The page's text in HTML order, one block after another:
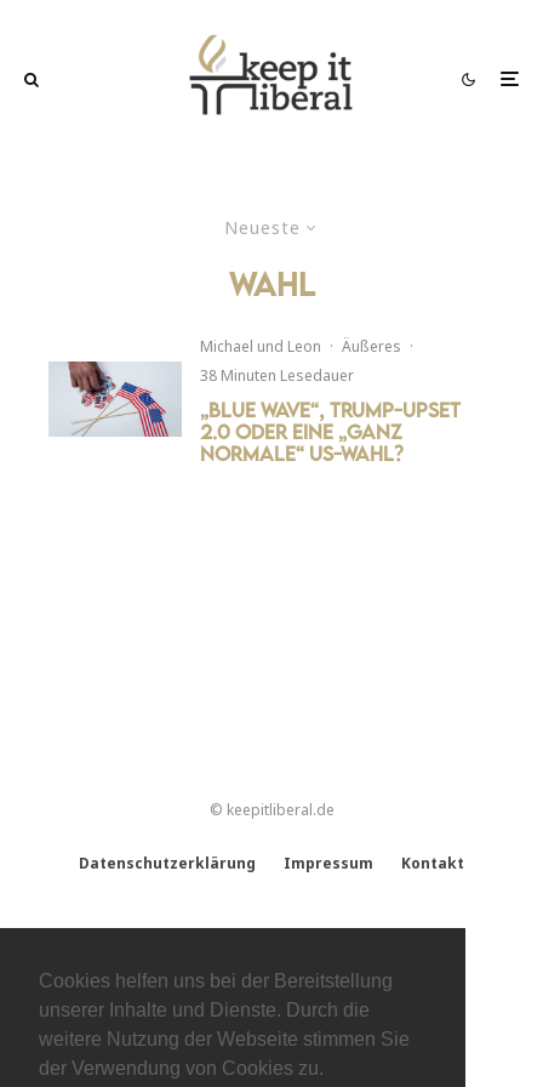
Cookies helfen uns bei der Bereitstellung
unserer Inhalte und Dienste. Durch die
weitere Nutzung der Webseite stimmen Sie
der Verwendung von Cookies zu.
Neueste
Wahl
Michael und Leon · Äußeres ·
38 Minuten Lesedauer
„Blue Wave“, Trump-Upset
2.0 oder eine „ganz
normale“ US-Wahl?
© keepitliberal.de
Datenschutzerklärung Impressum Kontakt